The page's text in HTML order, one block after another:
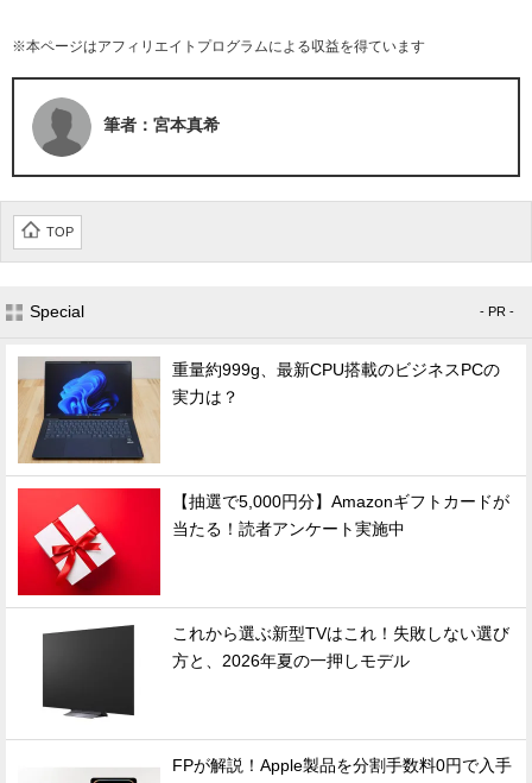
※本ページはアフィリエイトプログラムによる収益を得ています
筆者：宮本真希
TOP
Special - PR -
重量約999g、最新CPU搭載のビジネスPCの
実力は？
【抽選で5,000円分】Amazonギフトカードが
当たる！読者アンケート実施中
これから選ぶ新型TVはこれ！失敗しない選び
方と、2026年夏の一押しモデル
FPが解説！Apple製品を分割手数料0円で入手